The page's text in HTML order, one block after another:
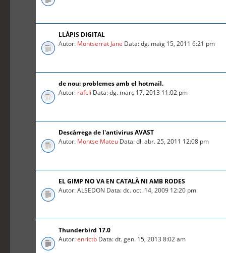
LLÀPIS DIGITAL
Autor: Montserrat Jane Data: dg. maig 15, 2011 6:21 pm
de nou: problemes amb el hotmail.
Autor: rafcli Data: dg. març 17, 2013 11:02 pm
Descàrrega de l'antivirus AVAST
Autor: Montse Mateu Data: dl. abr. 25, 2011 12:08 pm
EL GIMP NO VA EN CATALÀ NI AMB RODES
Autor: ALSEDON Data: dc. oct. 14, 2009 12:20 pm
Thunderbird 17.0
Autor:enrictb Data: dt. gen. 15, 2013 8:02 am